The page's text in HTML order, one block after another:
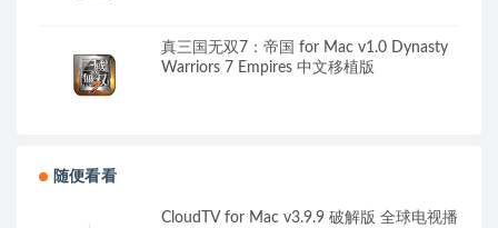
真三国无双7：帝国 for Mac v1.0 Dynasty
Warriors 7 Empires 中文移植版
随便看看
CloudTV for Mac v3.9.9 破解版 全球电视播